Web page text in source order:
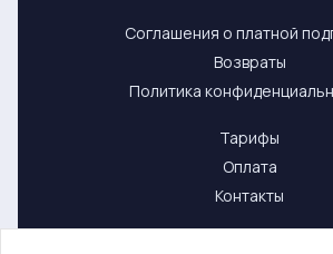
Соглашения о платной
Возвраты
Политика
Тарифы
Оплата
Контакты